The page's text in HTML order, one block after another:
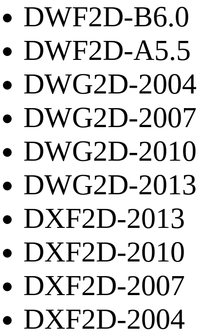
DWF2D-B6.0
DWF2D-A5.5
DWG2D-2004
DWG2D-2007
DWG2D-2010
DWG2D-2013
DXF2D-2013
DXF2D-2010
DXF2D-2007
DXF2D-2004